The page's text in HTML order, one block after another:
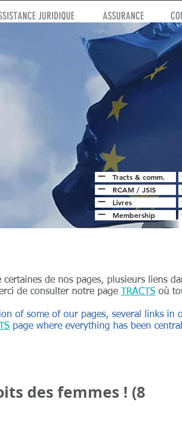
Tracts & comm.
RCAM / JSIS
Livres
Membership
JURIDIQUE ASSURANCE
de nos pages, plusieurs liens
de consulter notre page
TRACTS où
of some of our pages, several links in
page where everything has been
des femmes ! (8